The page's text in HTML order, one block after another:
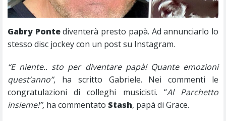
Gabry Pontediventerà presto papà. Ad annunciarlo lo
stesso disc jockey con un post su Instagram.
“E niente.. sto per diventare papà! Quante emozioni
quest’anno”, ha scritto Gabriele. Nei commenti le
congratulazioni di colleghi musicisti. “Al Parchetto
insieme!”, ha commentato Stash, papà di Grace.